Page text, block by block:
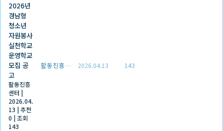
2026년
경남형
청소년
자원봉사
실천학교
운영학교
모집 공
고
활동진흥
센터 |
2026.04.
13 |추천
0 |조회
143
활동진흥센터 2026.04.13 143